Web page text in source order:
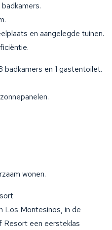
en aangelegde tuinen.
en 1 gastentoilet.
wonen.
Los Montesinos, in de
Resort een eersteklas